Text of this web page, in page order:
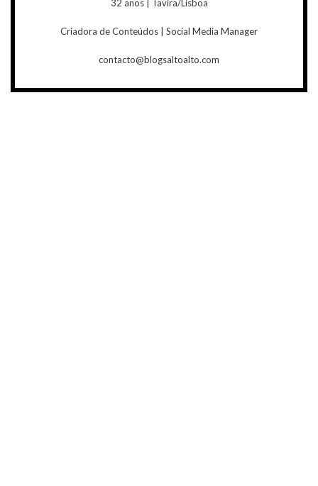
32 anos | Tavira/Lisboa
Criadora de Conteúdos | Social Media Manager
contacto@blogsaltoalto.com